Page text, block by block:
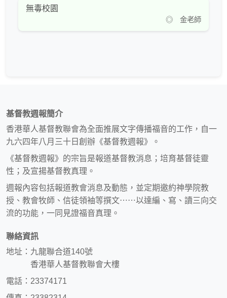
無毒校園
◎ 金老師
基督教週報簡介
香港華人基督教聯會為全面推展文字傳播福音的工作，自一
九六四年八月三十日創辦《基督教週報》。
《基督教週報》的宗旨是報道基督教消息；培育基督徒靈
性；及宣揚基督教真理。
週報內容包括報道教會消息及動態，並定期邀約神學院教
授、教會牧師、信徒領袖等撰文⋯⋯以達編、寫、讀三向交
流的功能，一同見證福音真理。
聯絡資訊
地址：九龍聯合道140號
香港華人基督教聯會大樓
電話：23374171